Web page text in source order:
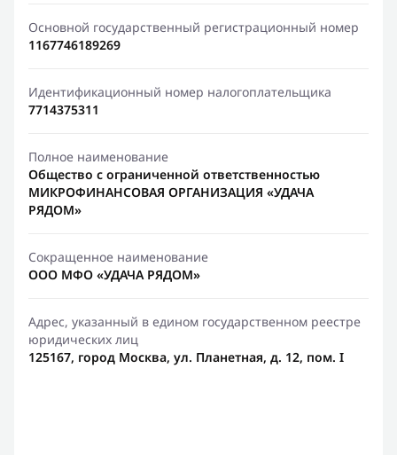
Основной государственный регистрационный номер
1167746189269
Идентификационный номер налогоплательщика
7714375311
Полное наименование
Общество с ограниченной ответственностью
МИКРОФИНАНСОВАЯ ОРГАНИЗАЦИЯ «УДАЧА
РЯДОМ»
Сокращенное наименование
ООО МФО «УДАЧА РЯДОМ»
Адрес, указанный в едином государственном реестре
юридических лиц
125167, город Москва, ул. Планетная, д. 12, пом. I